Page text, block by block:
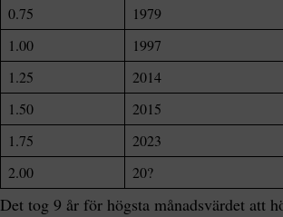
0.75
1979
1.00
1997
1.25
2014
1.50
2015
1.75
2023
2.00
20?
Det tog 9 år för högsta månadsvärdet att